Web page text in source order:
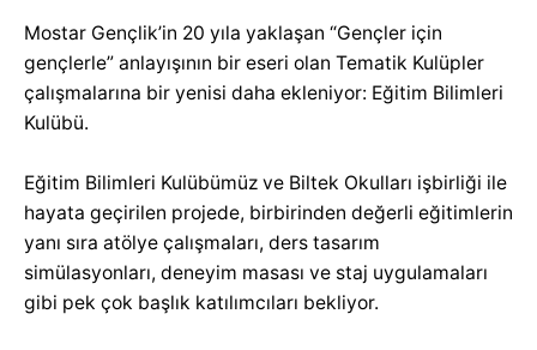
Mostar Gençlik’in 20 yıla yaklaşan “Gençler için
gençlerle” anlayışının bir eseri olan Tematik Kulüpler
çalışmalarına bir yenisi daha ekleniyor: Eğitim Bilimleri
Kulübü.
Eğitim Bilimleri Kulübümüz ve Biltek Okulları işbirliği ile
hayata geçirilen projede, birbirinden değerli eğitimlerin
yanı sıra atölye çalışmaları, ders tasarım
simülasyonları, deneyim masası ve staj uygulamaları
gibi pek çok başlık katılımcıları bekliyor.